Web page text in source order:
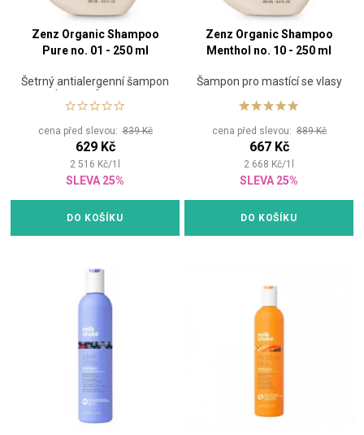
Zenz Organic Shampoo
Pure no. 01 - 250 ml
Šetrný antialergenní šampon
bez parfemace
cena před slevou:839 Kč
629 Kč
2 516 Kč/1
SLEVA 25%
DO KOŠÍKU
Zenz Organic Shampoo
Menthol no. 10 - 250 ml
Šampon pro mastící se vlasy
cena před slevou:889 Kč
667 Kč
2 668 Kč/1
SLEVA 25%
DO KOŠÍKU